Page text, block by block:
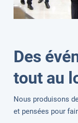
Des
tout au
Nous produisons
et pensées pour